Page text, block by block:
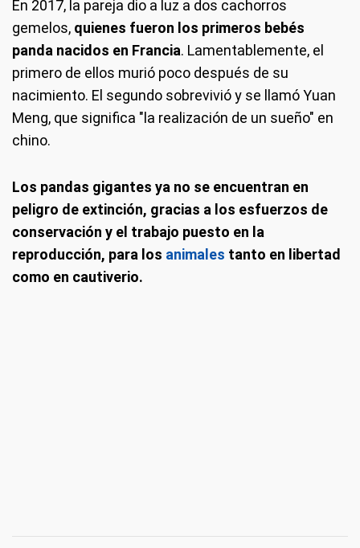
En 2017, la pareja dio a luz a dos cachorros
gemelos, quienes fueron los primeros bebés
panda nacidos en Francia. Lamentablemente, el
primero de ellos murió poco después de su
nacimiento. El segundo sobrevivió y se llamó Yuan
Meng, que significa "la realización de un sueño" en
chino.
Los pandas gigantes ya no se encuentran en
peligro de extinción, gracias a los esfuerzos de
conservación y el trabajo puesto en la
reproducción, para los animales tanto en libertad
como en cautiverio.